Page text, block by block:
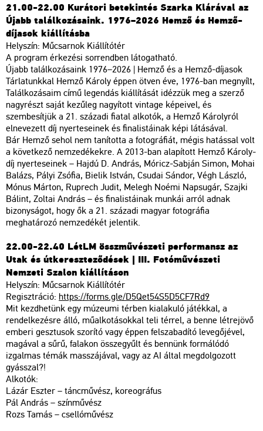
21.00-22.00 Kurátori betekintés Szarka Klárával az
Újabb találkozásaink. 1976–2026 Hemző és Hemző-
díjasok kiállításba
Helyszín: Műcsarnok Kiállítótér
A program érkezési sorrendben látogatható.
Újabb találkozásaink 1976–2026 | Hemző és a Hemző-díjasok
Tárlatunkkal Hemző Károly éppen ötven éve, 1976-ban megnyílt,
Találkozásaim című legendás kiállítását idézzük meg a szerző
nagyrészt saját kezűleg nagyított vintage képeivel, és
szembesítjük a 21. századi fiatal alkotók, a Hemző Károlyról
elnevezett díj nyerteseinek és finalistáinak képi látásával.
Bár Hemző sehol nem tanította a fotográfiát, mégis hatással volt
a következő nemzedékekre. A 2013-ban alapított Hemző Károly-
díj nyerteseinek – Hajdú D. András, Móricz-Sabján Simon, Mohai
Balázs, Pályi Zsófia, Bielik István, Csudai Sándor, Végh László,
Mónus Márton, Ruprech Judit, Melegh Noémi Napsugár, Szajki
Bálint, Zoltai András – és finalistáinak munkái arról adnak
bizonyságot, hogy ők a 21. századi magyar fotográfia
meghatározó nemzedékét jelentik.
22.00-22.40 LétLM összművészeti performansz az
Utak és útkereszteződések | III. Fotóművészeti
Nemzeti Szalon kiállításon
Helyszín: Műcsarnok Kiállítótér
Regisztráció: https://forms.gle/D5Qet54S5D5CF7Rd9
Mit kezdhetünk egy múzeumi térben kialakuló játékkal, a
rendelkezésre álló, műalkotásokkal teli térrel, a benne létrejövő
emberi gesztusok szorító vagy éppen felszabadító levegőjével,
magával a sűrű, falakon összegyűlt és bennünk formálódó
izgalmas témák masszájával, vagy az AI által megdolgozott
gyásszal?!
Alkotók:
Lázár Eszter – táncművész, koreográfus
Pál András – színművész
Rozs Tamás – csellóművész